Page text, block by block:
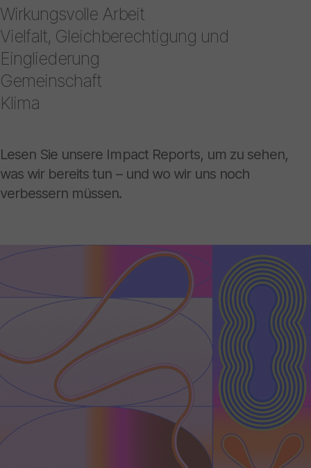
Wirkungsvolle Arbeit
Vielfalt, Gleichberechtigung und
Eingliederung
Gemeinschaft
Klima
Lesen Sie unsere Impact Reports, um zu sehen,
was wir bereits tun – und wo wir uns noch
verbessern müssen.